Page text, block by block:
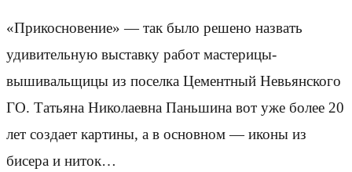
«Прикосновение» — так было решено назвать
удивительную выставку работ мастерицы-
вышивальщицы из поселка Цементный Невьянского
ГО. Татьяна Николаевна Паньшина вот уже более 20
лет создает картины, а в основном — иконы из
бисера и ниток…